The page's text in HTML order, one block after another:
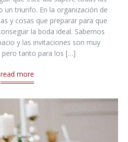
un triunfo. En la organización de
y cosas que preparar para que
la boda ideal. Sabemos
y las invitaciones son muy
pero tanto para los […]
read more